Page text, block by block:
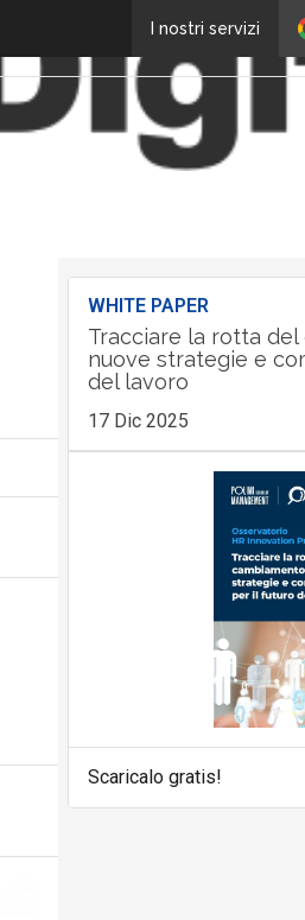
I nostri servizi
WHITE PAPER
Tracciare la rotta del
nuove strategie e
del lavoro
17 Dic 2025
Scaricalo gratis!